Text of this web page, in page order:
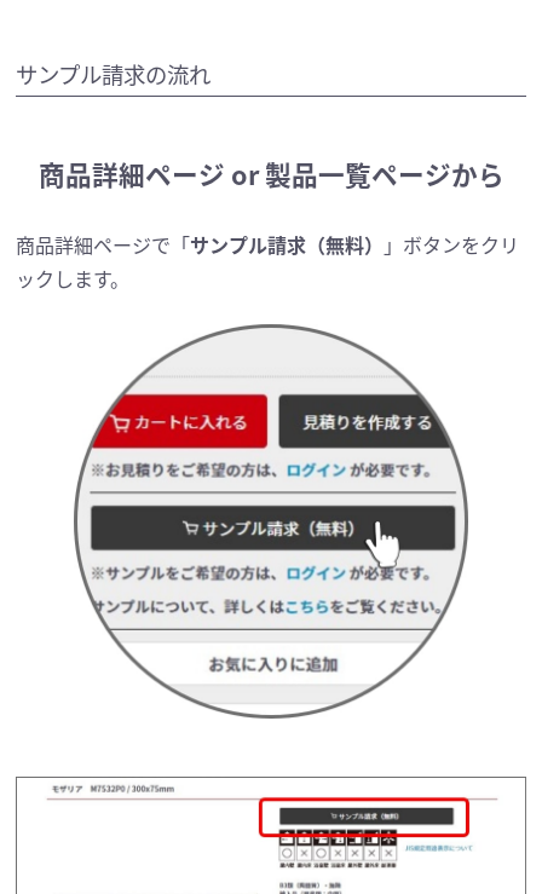
サンプル請求の流れ
商品詳細ページ or 製品一覧ページから
商品詳細ページで「サンプル請求（無料） 」ボタンをクリ
ックします。